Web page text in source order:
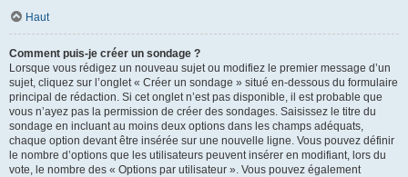
Haut
Comment puis-je créer un sondage ?
Lorsque vous rédigez un nouveau sujet ou modifiez le premier message d’un
sujet, cliquez sur l’onglet « Créer un sondage » situé en-dessous du formulaire
principal de rédaction. Si cet onglet n’est pas disponible, il est probable que
vous n’ayez pas la permission de créer des sondages. Saisissez le titre du
sondage en incluant au moins deux options dans les champs adéquats,
chaque option devant être insérée sur une nouvelle ligne. Vous pouvez définir
le nombre d’options que les utilisateurs peuvent insérer en modifiant, lors du
vote, le nombre des « Options par utilisateur ». Vous pouvez également